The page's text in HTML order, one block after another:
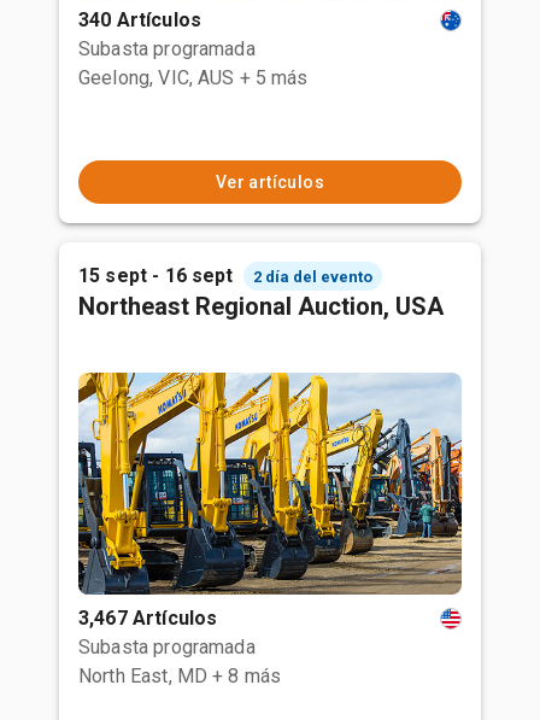
340 Artículos
Subasta programada
Geelong, VIC, AUS + 5 más
Ver artículos
15 sept - 16 sept 2 día del evento
Northeast Regional Auction, USA
3,467 Artículos
Subasta programada
North East, MD + 8 más